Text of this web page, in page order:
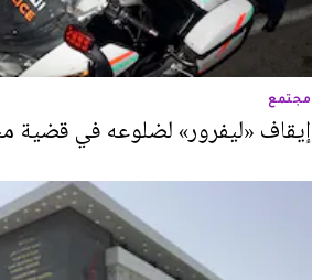
مجتمع
إيقاف «ليفرور» لضلوعه في قضية